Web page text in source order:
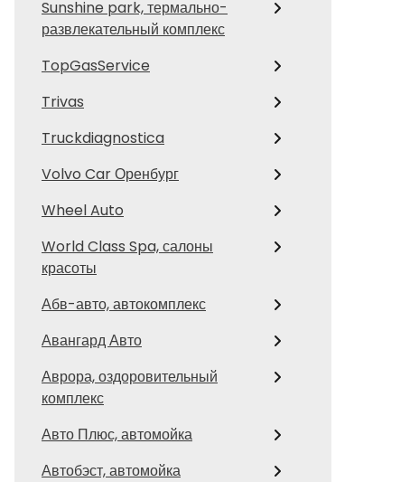
Sunshine park, термально-
развлекательный комплекс
TopGasService
Trivas
Truckdiagnostica
Volvo Car Оренбург
Wheel Auto
World Class Spa, салоны
красоты
Абв-авто, автокомплекс
Авангард Авто
Аврора, оздоровительный
комплекс
Авто Плюс, автомойка
Автобэст, автомойка